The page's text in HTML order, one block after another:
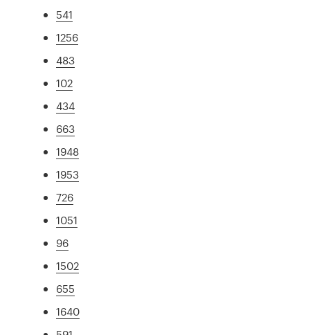
541
1256
483
102
434
663
1948
1953
726
1051
96
1502
655
1640